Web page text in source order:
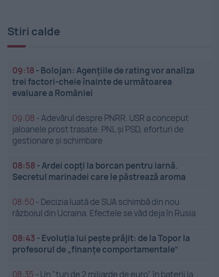
Stiri calde
09:18 - Bolojan: Agențiile de rating vor analiza
trei factori-cheie înainte de următoarea
evaluare a României
09:08 - Adevărul despre PNRR. USR a conceput
jaloanele prost trasate. PNL și PSD, eforturi de
gestionare și schimbare
08:58 - Ardei copți la borcan pentru iarnă.
Secretul marinadei care le păstrează aroma
08:50 - Decizia luată de SUA schimbă din nou
războiul din Ucraina. Efectele se văd deja în Rusia
08:43 - Evoluția lui pește prăjit: de la Topor la
profesorul de „finanțe comportamentale”
08:35 - Un "tun de 2 miliarde de euro" în baterii la